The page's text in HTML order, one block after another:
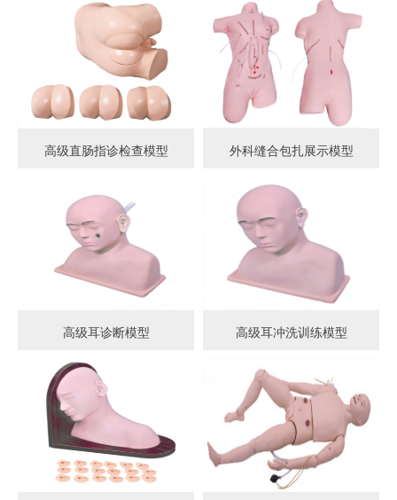
高级直肠指诊检查模型 外科缝合包扎展示模型
高级耳诊断模型 高级耳冲洗训练模型